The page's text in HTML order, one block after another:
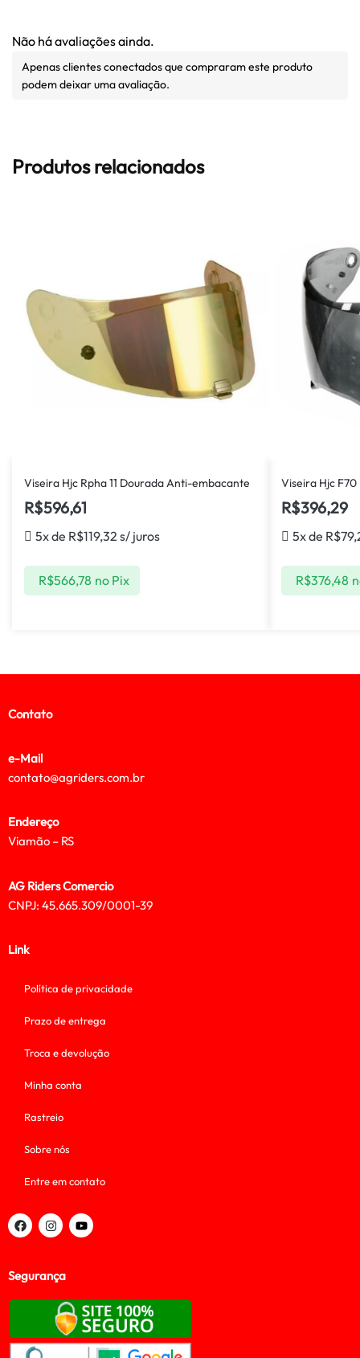
Não há avaliações ainda.
Apenas clientes conectados que compraram este produto
podem deixar uma avaliação.
Produtos relacionados
Viseira Hjc Rpha 11 Dourada Anti-embacante
R$596,61
5x de R$119,32 s/ juros
R$566,78 no Pix
Viseira Hjc F70
R$396,29
5x de R$
R$376,48
Contato
e-Mail
contato@agriders.com.br
Endereço
Viamão – RS
AG Riders Comercio
CNPJ: 45.665.309/0001-39
Link
Política de privacidade
Prazo de entrega
Troca e devolução
Minha conta
Rastreio
Sobre nós
Entre em contato
Segurança